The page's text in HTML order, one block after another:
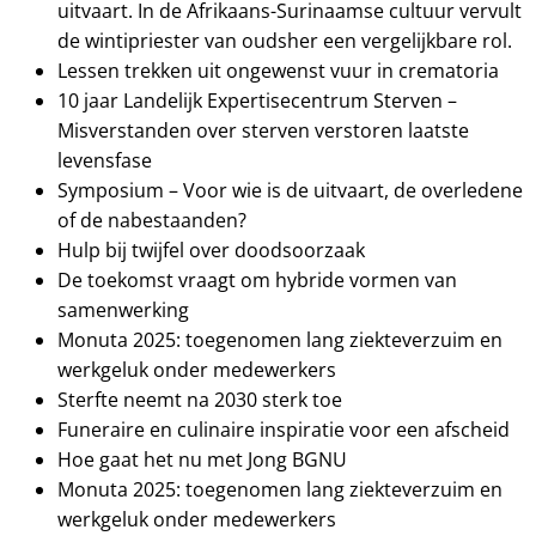
uitvaart. In de Afrikaans-Surinaamse cultuur vervult
de wintipriester van oudsher een vergelijkbare rol.
Lessen trekken uit ongewenst vuur in crematoria
10 jaar Landelijk Expertisecentrum Sterven –
Misverstanden over sterven verstoren laatste
levensfase
Symposium – Voor wie is de uitvaart, de overledene
of de nabestaanden?
Hulp bij twijfel over doodsoorzaak
De toekomst vraagt om hybride vormen van
samenwerking
Monuta 2025: toegenomen lang ziekteverzuim en
werkgeluk onder medewerkers
Sterfte neemt na 2030 sterk toe
Funeraire en culinaire inspiratie voor een afscheid
Hoe gaat het nu met Jong BGNU
Monuta 2025: toegenomen lang ziekteverzuim en
werkgeluk onder medewerkers